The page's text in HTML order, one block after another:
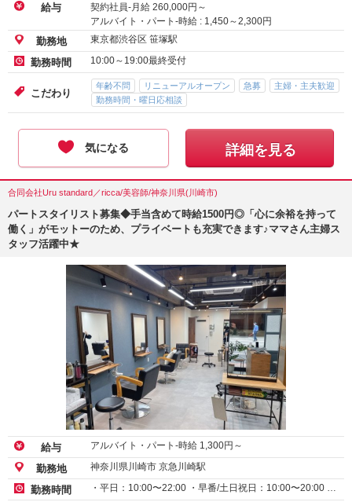
給与
契約社員-月給 260,000円～
アルバイト・パート-時給 : 1,450～2,300円
勤務地 東京都渋谷区 笹塚駅
勤務時間 10:00～19:00最終受付
こだわり
年齢不問 リニューアルオープン 急募
主婦・主夫歓迎
勤務時間・曜日応相談
気になる 詳細を見る
合同会社Uru standard／ricca/美容師/神奈川県(川崎市)
パートスタイリスト募集◆手当含めて時給1500円◎「心に余裕を持って
働く」がモットーのため、プライベートも充実できます♪ママさん主婦ス
タッフ活躍中★
給与 アルバイト・パート-時給 1,300円～
勤務地 神奈川県川崎市 京急川崎駅
勤務時間 ・平日：10:00〜22:00 ・早番/土日祝日：10:00〜20:00 …